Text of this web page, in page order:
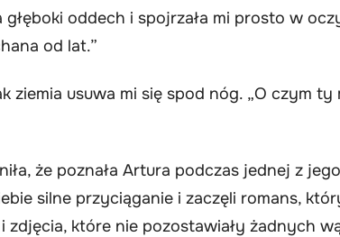
głęboki oddech i spojrzała mi prosto w
od lat.”
ziemia usuwa mi się spod nóg. „O czym
że poznała Artura podczas jednej z
silne przyciąganie i zaczęli romans,
zdjęcia, które nie pozostawiały żadnych